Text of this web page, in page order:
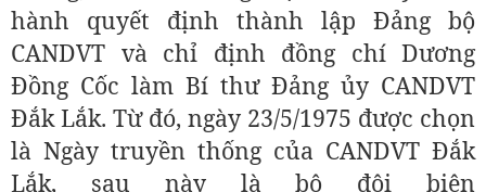
hành quyết định thành lập Đảng bộ
CANDVT và chỉ định đồng chí Dương
Đồng Cốc làm Bí thư Đảng ủy CANDVT
Đắk Lắk. Từ đó, ngày 23/5/1975 được chọn
là Ngày truyền thống của CANDVT Đắk
Lắk, sau này là bộ đội biên